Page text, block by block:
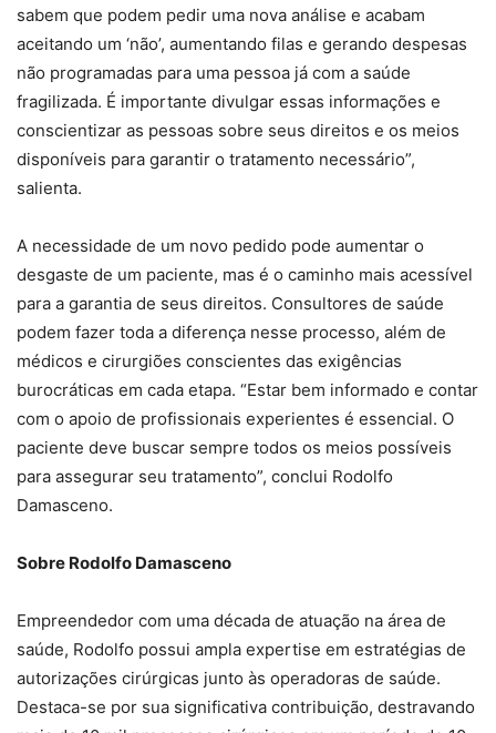
sabem que podem pedir uma nova análise e acabam
aceitando um ‘não’, aumentando filas e gerando despesas
não programadas para uma pessoa já com a saúde
fragilizada. É importante divulgar essas informações e
conscientizar as pessoas sobre seus direitos e os meios
disponíveis para garantir o tratamento necessário”,
salienta.
A necessidade de um novo pedido pode aumentar o
desgaste de um paciente, mas é o caminho mais acessível
para a garantia de seus direitos. Consultores de saúde
podem fazer toda a diferença nesse processo, além de
médicos e cirurgiões conscientes das exigências
burocráticas em cada etapa. “Estar bem informado e contar
com o apoio de profissionais experientes é essencial. O
paciente deve buscar sempre todos os meios possíveis
para assegurar seu tratamento”, conclui Rodolfo
Damasceno.
Sobre Rodolfo Damasceno
Empreendedor com uma década de atuação na área de
saúde, Rodolfo possui ampla expertise em estratégias de
autorizações cirúrgicas junto às operadoras de saúde.
Destaca-se por sua significativa contribuição, destravando